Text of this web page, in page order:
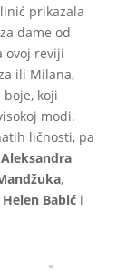
prikazala
dame od
ovoj reviji
ili Milana,
koji
modi.
ličnosti, pa
Aleksandra
,
Helen Babići